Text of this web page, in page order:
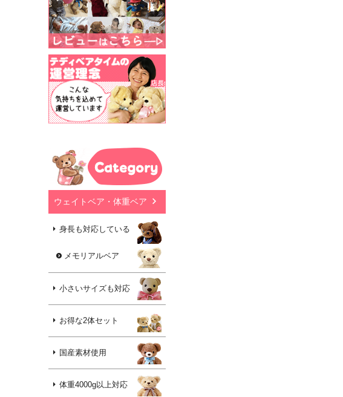
ウェイトベア・体重ベア
身長も対応している
メモリアルベア
小さいサイズも対応
お得な2体セット
国産素材使用
体重4000g以上対応